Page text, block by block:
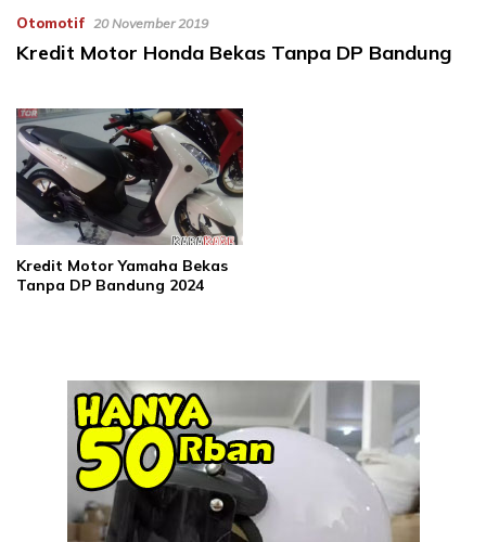
Otomotif 20 November 2019
Kredit Motor Honda Bekas Tanpa DP Bandung
Kredit Motor Yamaha Bekas
Tanpa DP Bandung 2024